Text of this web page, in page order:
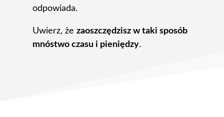
odpowiada.
Uwierz, że zaoszczędzisz w taki sposób
mnóstwo czasu i pieniędzy.